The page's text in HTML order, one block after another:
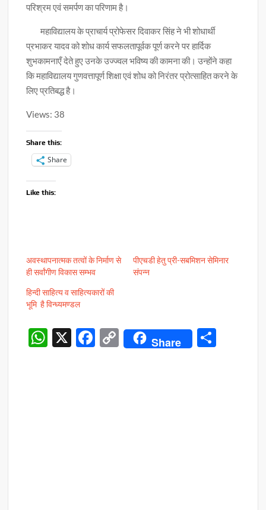
परिश्रम एवं समर्पण का परिणाम है।
महाविद्यालय के प्राचार्य प्रोफेसर दिवाकर सिंह ने भी शोधार्थी
प्रभाकर यादव को शोध कार्य सफलतापूर्वक पूर्ण करने पर हार्दिक
शुभकामनाएँ देते हुए उनके उज्ज्वल भविष्य की कामना की। उन्होंने कहा
कि महाविद्यालय गुणवत्तापूर्ण शिक्षा एवं शोध को निरंतर प्रोत्साहित करने के
लिए प्रतिबद्ध है।
Views: 38
Share this:
Share
Like this:
अवस्थापनात्मक तत्वों के निर्माण से
ही सर्वांगीण विकास सम्भव
पीएचडी हेतु प्री-सबमिशन सेमिनार
संपन्न
हिन्दी साहित्य व साहित्यकारों की
भूमि है विन्ध्यमण्डल
W X
F
C
o
Share